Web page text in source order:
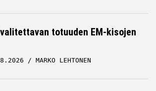
totuuden EM-kisojen
MARKO LEHTONEN